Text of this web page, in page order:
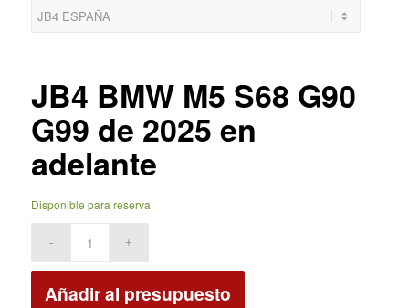
JB4 BMW M5 S68 G90
G99 de 2025 en
adelante
Disponible para reserva
Añadir al presupuesto